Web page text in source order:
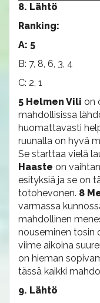
8. Lähtö
Ranking:
A: 5
B: 7, 8, 6, 3, 4
C: 2, 1
5 Helmen Vili on
mahdollisissa
huomattavasti
ruunalla on hyvä
Se starttaa vielä
Haaste on
esityksiä ja se on
totohevonen. 8
varmassa
mahdollinen
nouseminen tosin
viime aikoina
on hieman
tässä kaikki
9. Lähtö